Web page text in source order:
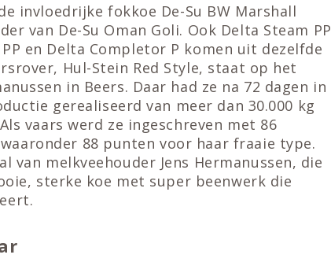
invloedrijke fokkoe De-Su BW Marshall
van De-Su Oman Goli. Ook Delta Steam PP
en Delta Completor P komen uit dezelfde
Hul-Stein Red Style, staat op het
in Beers. Daar had ze na 72 dagen in
gerealiseerd van meer dan 30.000 kg
vaars werd ze ingeschreven met 86
88 punten voor haar fraaie type.
melkveehouder Jens Hermanussen, die
sterke koe met super beenwerk die